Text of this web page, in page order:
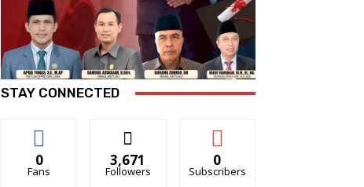
STAY CONNECTED
0
Fans
3,671
Followers
0
Subscribers